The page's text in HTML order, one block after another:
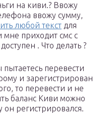
на киви.? Ввожу
ввожу сумму,
любой текст для
приходит смс с
. Что делать ?
перевести
и зарегистрирован
то перевести и не
баланс Киви можно
регистрировался.